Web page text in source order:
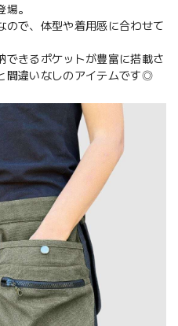
。
ので、体型や着用感に合わせて
できるポケットが豊富に搭載さ
間違いなしのアイテムです◎